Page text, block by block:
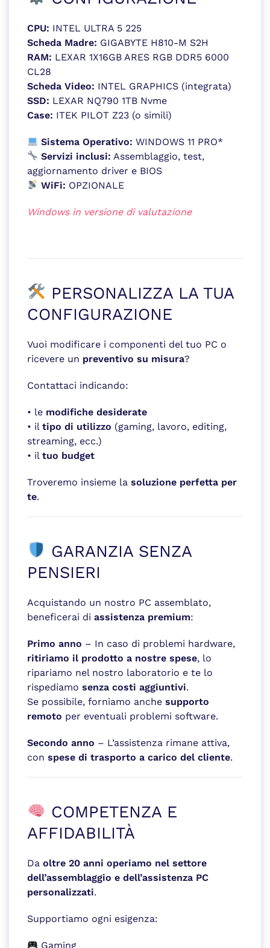
CPU: INTEL ULTRA 5 225
Scheda Madre: GIGABYTE H810-M S2H
RAM: LEXAR 1X16GB ARES RGB DDR5 6000
CL28
Scheda Video: INTEL GRAPHICS (integrata)
SSD: LEXAR NQ790 1TB Nvme
Case: ITEK PILOT Z23 (o simili)
Sistema Operativo: WINDOWS 11 PRO*
Servizi inclusi: Assemblaggio, test,
aggiornamento driver e BIOS
WiFi: OPZIONALE
Windows in versione di valutazione
PERSONALIZZA LA TUA
CONFIGURAZIONE
Vuoi modificare i componenti del tuo PC o
ricevere un preventivo su misura?
Contattaci indicando:
• le modifiche desiderate
• il tipo di utilizzo (gaming, lavoro, editing,
streaming, ecc.)
• il tuo budget
Troveremo insieme la soluzione perfetta per
te.
GARANZIA SENZA
PENSIERI
Acquistando un nostro PC assemblato,
beneficerai di assistenza premium:
Primo anno – In caso di problemi hardware,
ritiriamo il prodotto a nostre spese, lo
ripariamo nel nostro laboratorio e te lo
rispediamo senza costi aggiuntivi.
Se possibile, forniamo anche supporto
remoto per eventuali problemi software.
Secondo anno – L’assistenza rimane attiva,
con spese di trasporto a carico del cliente.
COMPETENZA E
AFFIDABILITÀ
Da oltre 20 anni operiamo nel settore
dell’assemblaggio e dell’assistenza PC
personalizzati.
Supportiamo ogni esigenza:
Gaming